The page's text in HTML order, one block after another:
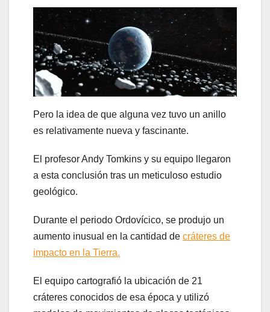
Pero la idea de que alguna vez tuvo un anillo
es relativamente nueva y fascinante.
El profesor Andy Tomkins y su equipo llegaron
a esta conclusión tras un meticuloso estudio
geológico.
Durante el periodo Ordovícico, se produjo un
aumento inusual en la cantidad de cráteres de
impacto en la Tierra.
El equipo cartografió la ubicación de 21
cráteres conocidos de esa época y utilizó